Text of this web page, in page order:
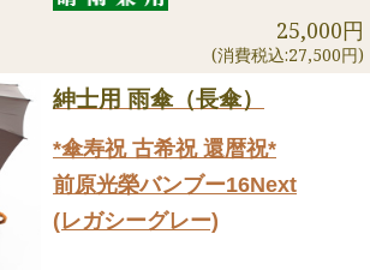
25,000円
(消費税込:27,500円)
紳士用 雨傘（長傘）
*傘寿祝 古希祝 還暦祝*
前原光榮バンブー16Next
(レガシーグレー)